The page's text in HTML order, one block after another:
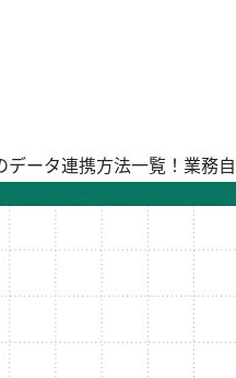
データ連携方法一覧！業務